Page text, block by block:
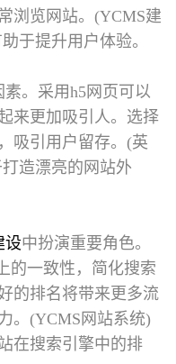
浏览网站。(YCMS建
于提升用户体验。
。采用h5网页可以
来更加吸引人。选择
吸引用户留存。(英
造漂亮的网站外
设中扮演重要角色。
的一致性，简化搜索
的排名将带来更多流
。(YCMS网站系统)
在搜索引擎中的排